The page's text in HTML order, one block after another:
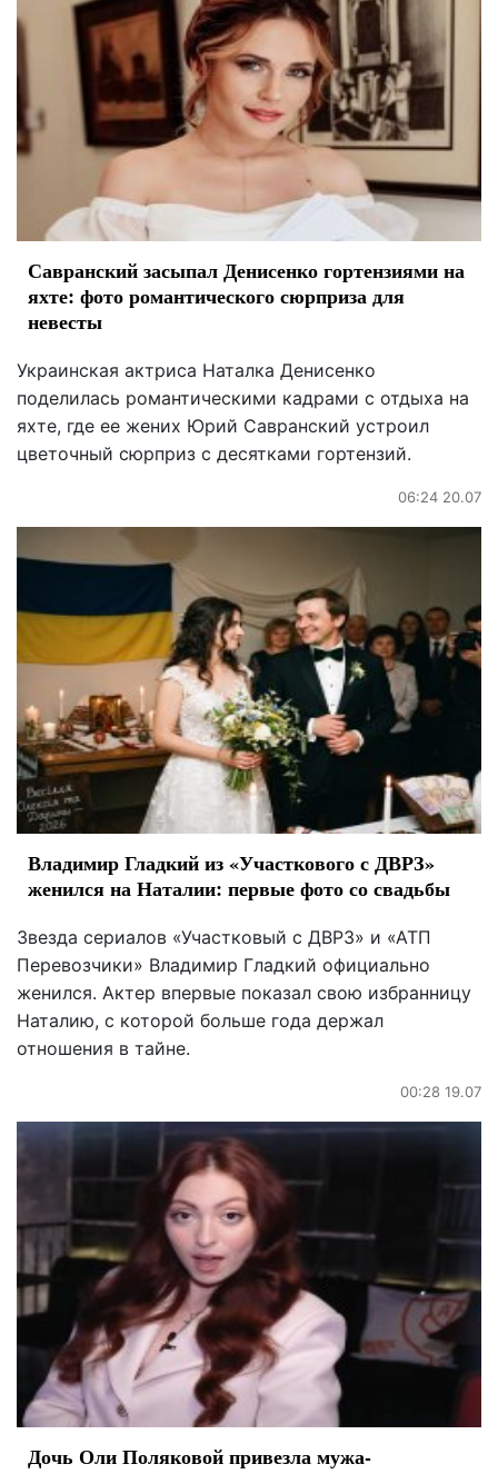
Савранский засыпал Денисенко гортензиями на
яхте: фото романтического сюрприза для
невесты
Украинская актриса Наталка Денисенко
поделилась романтическими кадрами с отдыха на
яхте, где ее жених Юрий Савранский устроил
цветочный сюрприз с десятками гортензий.
06:24 20.07
Владимир Гладкий из «Участкового с ДВРЗ»
женился на Наталии: первые фото со свадьбы
Звезда сериалов «Участковый с ДВРЗ» и «АТП
Перевозчики» Владимир Гладкий официально
женился. Актер впервые показал свою избранницу
Наталию, с которой больше года держал
отношения в тайне.
00:28 19.07
Дочь Оли Поляковой привезла мужа-